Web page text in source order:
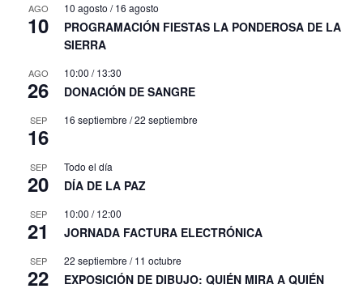
AGO
10
10 agosto /16 agosto
PROGRAMACIÓN FIESTAS LA PONDEROSA DE LA
SIERRA
AGO
26
10:00 /13:30
DONACIÓN DE SANGRE
SEP
16
16 septiembre /22 septiembre
SEP
20
Todo el día
DÍA DE LA PAZ
SEP
21
10:00 /12:00
JORNADA FACTURA ELECTRÓNICA
SEP
22
22 septiembre /11 octubre
EXPOSICIÓN DE DIBUJO: QUIÉN MIRA A QUIÉN